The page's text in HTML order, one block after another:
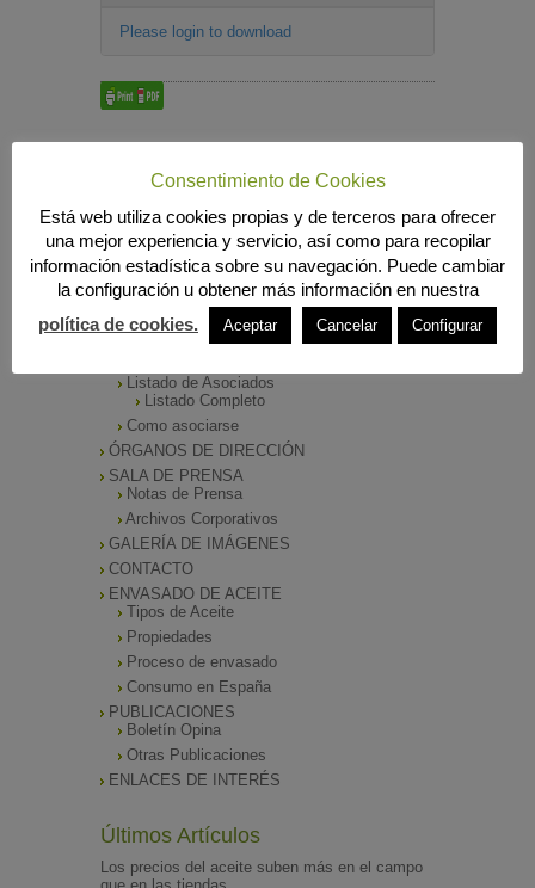
Please login to download
MENÚ PRINCIPAL
INICIO
ANIERAC
Presentación
Listado de Asociados
Listado Completo
Como asociarse
ÓRGANOS DE DIRECCIÓN
SALA DE PRENSA
Notas de Prensa
Archivos Corporativos
GALERÍA DE IMÁGENES
CONTACTO
ENVASADO DE ACEITE
Tipos de Aceite
Propiedades
Proceso de envasado
Consumo en España
PUBLICACIONES
Boletín Opina
Otras Publicaciones
ENLACES DE INTERÉS
Últimos Artículos
Los precios del aceite suben más en el campo
Consentimiento de Cookies
Está web utiliza cookies propias y de terceros para ofrecer
una mejor experiencia y servicio, así como para recopilar
información estadística sobre su navegación. Puede cambiar
la configuración u obtener más información en nuestra
política de cookies.
Aceptar Cancelar Configurar